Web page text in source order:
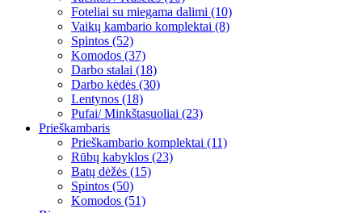
Foteliai su miegama dalimi (10)
Vaikų kambario komplektai (8)
Spintos (52)
Komodos (37)
Darbo stalai (18)
Darbo kėdės (30)
Lentynos (18)
Pufai/ Minkštasuoliai (23)
Prieškambaris
Prieškambario komplektai (11)
Rūbų kabyklos (23)
Batų dėžės (15)
Spintos (50)
Komodos (51)